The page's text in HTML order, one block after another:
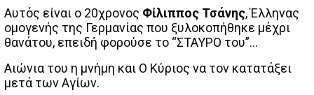
Αυτός είναι ο 20χρονος Φίλιππος Τσάνης, Έλληνας
ομογενής της Γερμανίας που ξυλοκοπήθηκε μέχρι
θανάτου, επειδή φορούσε το “ΣΤΑΥΡΟ του”…
Αιώνια του η μνήμη και Ο Κύριος να τον κατατάξει
μετά των Αγίων.